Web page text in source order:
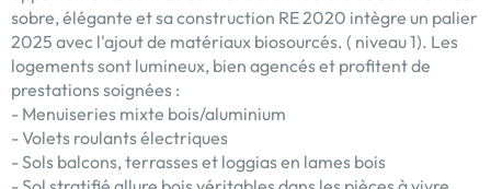
sobre, élégante et sa construction RE 2020 intègre un palier
2025 avec l'ajout de matériaux biosourcés. ( niveau 1). Les
logements sont lumineux, bien agencés et profitent de
prestations soignées :
- Menuiseries mixte bois/aluminium
- Volets roulants électriques
- Sols balcons, terrasses et loggias en lames bois